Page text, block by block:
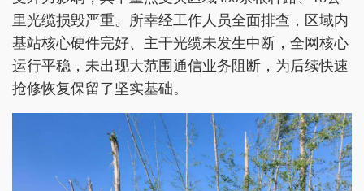
里光缆损毁严重。所幸经工作人员全面排查，区域内
基站核心硬件完好、主干光缆未发生中断，全网核心
运行平稳，未出现大范围通信业务阻断，为后续快速
抢修恢复保留了坚实基础。